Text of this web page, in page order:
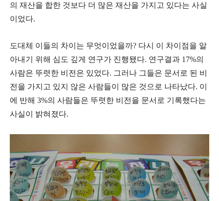
의 재산을 합한 것보다 더 많은 재산을 가지고 있다는 사실
이었다.
도대체 이들의 차이는 무엇이었을까? 다시 이 차이점을 알
아내기 위해 심도 깊게 연구가 진행됐다. 연구결과 17%의
사람은 뚜렷한 비전은 있었다. 그러나 그들은 문서로 된 비
전을 가지고 있지 않은 사람들이 많은 것으로 나타났다. 이
에 반해 3%의 사람들은 뚜렷한 비전을 문서로 기록했다는
사실이 밝혀졌다.